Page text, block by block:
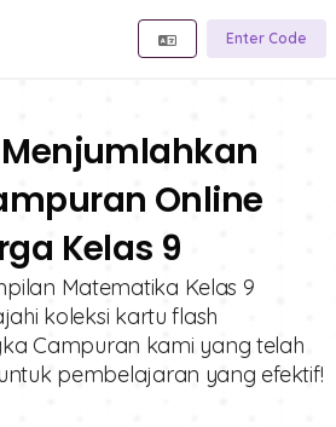
Enter Code
Online
Kelas 9
Matematika Kelas 9
koleksi kartu flash
Campuran kami yang telah
pembelajaran yang efektif!